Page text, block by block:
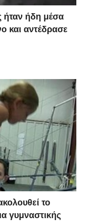
ήταν ήδη μέσα
και αντέδρασε
το
γυμναστικής